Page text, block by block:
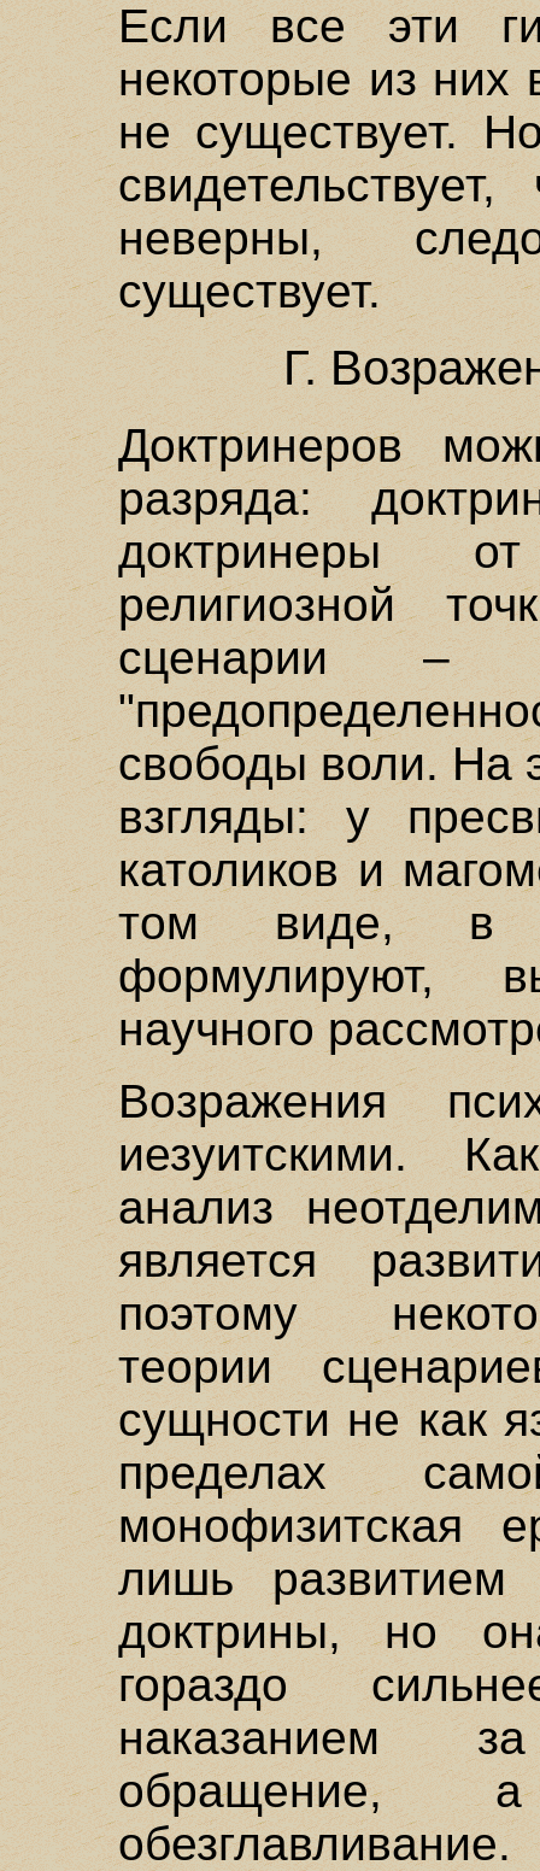
Если все эти
некоторые из них
не существует.
неверны,
существует.
Г.
Доктринеров
разряда:
доктринеры
религиозной
сценарии –
свободы воли. На
взгляды: у
католиков и
том виде, в
формулируют,
научного
Возражения
иезуитскими.
анализ
является
поэтому
теории
сущности не как
пределах
монофизитская
лишь развитием
доктрины, но
гораздо
наказанием
обезглавливание.